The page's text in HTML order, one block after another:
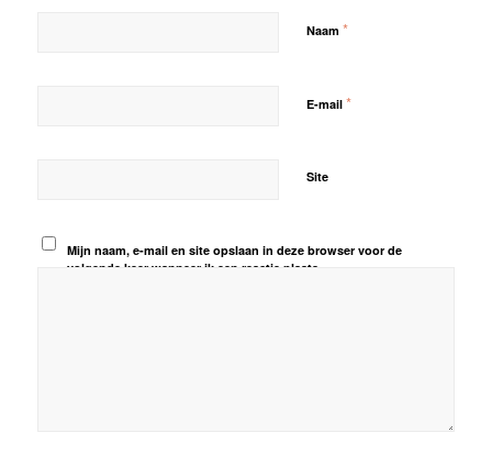
Naam *
E-mail *
Site
Mijn naam, e-mail en site opslaan in deze browser voor de
volgende keer wanneer ik een reactie plaats.